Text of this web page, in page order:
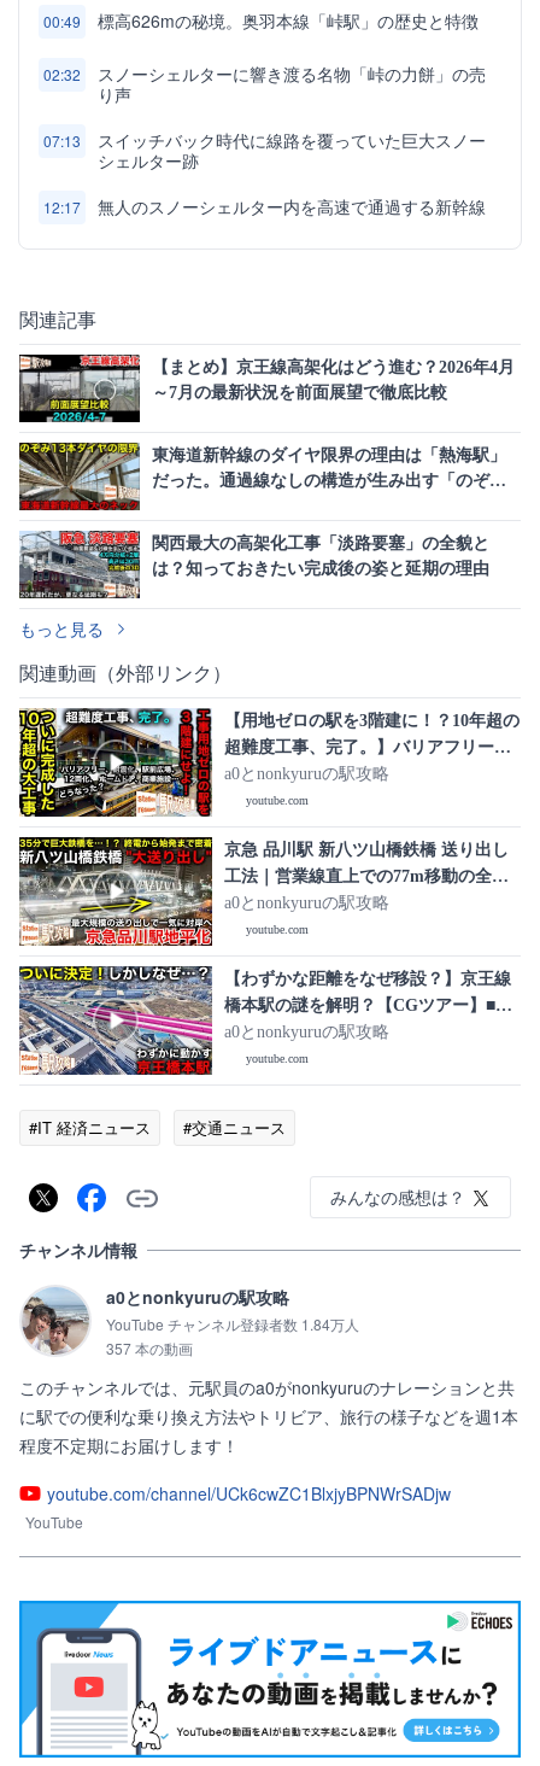
00:49 標高626mの秘境。奥羽本線「峠駅」の歴史と特徴
02:32
スノーシェルターに響き渡る名物「峠の力餅」の売
り声
07:13
スイッチバック時代に線路を覆っていた巨大スノー
シェルター跡
12:17 無人のスノーシェルター内を高速で通過する新幹線
関連記事
【まとめ】京王線高架化はどう進む？2026年4月
～7月の最新状況を前面展望で徹底比較
東海道新幹線のダイヤ限界の理由は「熱海駅」
だった。通過線なしの構造が生み出す「のぞみ
関西最大の高架化工事「淡路要塞」の全貌と
は？知っておきたい完成後の姿と延期の理由
もっと見る
関連動画（外部リンク）
【用地ゼロの駅を3階建に！？10年超の
超難度工事、完了。】バリアフリーか
ら耐震化、駅前広場、12両化、ホーム
ドア、商業施設…大変貌した御茶ノ水
駅は【どうなった？】■駅攻略
a0とnonkyuruの駅攻略
youtube.com
京急 品川駅 新八ツ山橋鉄橋 送り出し
工法｜営業線直上での77m移動の全記
録【京急品川駅地平化 2026/2/22】
a0とnonkyuruの駅攻略
youtube.com
【わずかな距離をなぜ移設？】京王線
橋本駅の謎を解明？【CGツアー】■駅
攻略
a0とnonkyuruの駅攻略
youtube.com
#IT 経済ニュース #交通ニュース
みんなの感想は？
チャンネル情報
a0とnonkyuruの駅攻略
YouTube チャンネル登録者数 1.84万人
357 本の動画
このチャンネルでは、元駅員のa0がnonkyuruのナレーションと共
に駅での便利な乗り換え方法やトリビア、旅行の様子などを週1本
程度不定期にお届けします！
youtube.com/channel/UCk6cwZC1BlxjyBPNWrSADjw
YouTube